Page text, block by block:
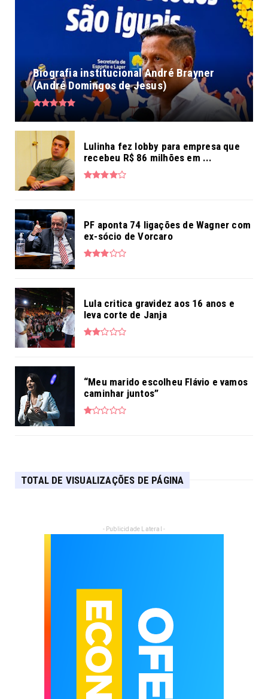
Biografia institucional André Brayner
(André Domingos de Jesus)
Lulinha fez lobby para empresa que
recebeu R$ 86 milhões em ...
PF aponta 74 ligações de Wagner com
ex-sócio de Vorcaro
Lula critica gravidez aos 16 anos e
leva corte de Janja
“Meu marido escolheu Flávio e vamos
caminhar juntos”
TOTAL DE VISUALIZAÇÕES DE PÁGINA
- Publicidade Lateral -